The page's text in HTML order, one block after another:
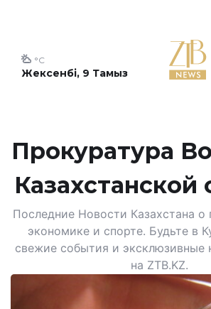
Жексенбі, 9 Тамыз
°C
Прокуратура
Казахстанской
Последние Новости Казахстана о
экономике и спорте. Будьте в
свежие события и эксклюзивные
на ZTB.KZ.